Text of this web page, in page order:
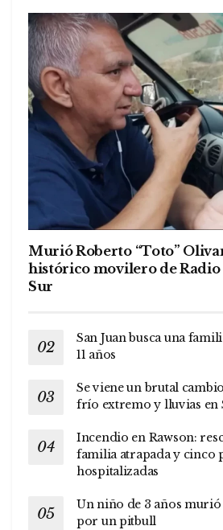
Murió Roberto “Toto”
histórico movilero de Radio
Sur
San Juan busca una
11 años
Se viene un brutal
frío extremo y lluvias en
Incendio en Rawson:
familia atrapada y cinco
hospitalizadas
Un niño de 3 años murió
por un pitbull